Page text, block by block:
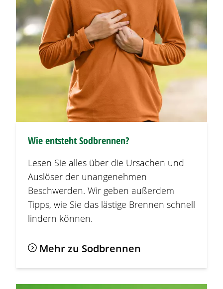
Wie entstehtSodbrennen?
Lesen Sie alles über die Ursachen und
Auslöser der unangenehmen
Beschwerden. Wir geben außerdem
Tipps, wie Sie das lästige Brennen schnell
lindern können.
Mehr zu Sodbrennen